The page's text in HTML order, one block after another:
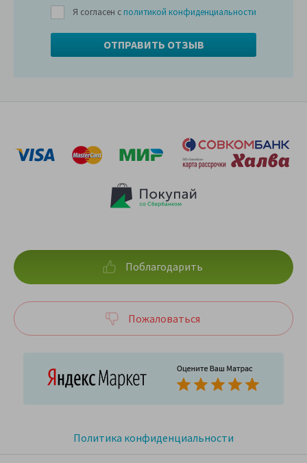
Я согласен с политикой конфиденциальности
Политика конфиденциальности
Поблагодарить
Пожаловаться